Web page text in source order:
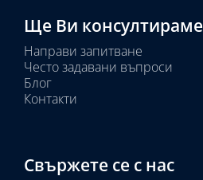
Ще Ви консултираме
Направи запитване
Често задавани въпроси
Блог
Контакти
Свържете се с нас